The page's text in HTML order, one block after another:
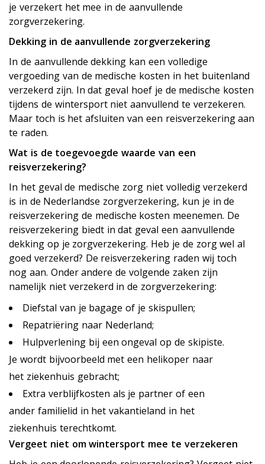
je verzekert het mee in de aanvullende
zorgverzekering.
Dekking in de aanvullende zorgverzekering
In de aanvullende dekking kan een volledige
vergoeding van de medische kosten in het buitenland
verzekerd zijn. In dat geval hoef je de medische kosten
tijdens de wintersport niet aanvullend te verzekeren.
Maar toch is het afsluiten van een reisverzekering aan
te raden.
Wat is de toegevoegde waarde van een
reisverzekering?
In het geval de medische zorg niet volledig verzekerd
is in de Nederlandse zorgverzekering, kun je in de
reisverzekering de medische kosten meenemen. De
reisverzekering biedt in dat geval een aanvullende
dekking op je zorgverzekering. Heb je de zorg wel al
goed verzekerd? De reisverzekering raden wij toch
nog aan. Onder andere de volgende zaken zijn
namelijk niet verzekerd in de zorgverzekering:
Diefstal van je bagage of je skispullen;
Repatriëring naar Nederland;
Hulpverlening bij een ongeval op de skipiste.
Je wordt bijvoorbeeld met een helikoper naar
het ziekenhuis gebracht;
Extra verblijfkosten als je partner of een
ander familielid in het vakantieland in het
ziekenhuis terechtkomt.
Vergeet niet om wintersport mee te verzekeren